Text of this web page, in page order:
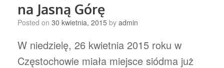
na Jasną Górę
Posted on 30 kwietnia, 2015 by admin
W niedzielę, 26 kwietnia 2015 roku w
Częstochowie miała miejsce siódma już